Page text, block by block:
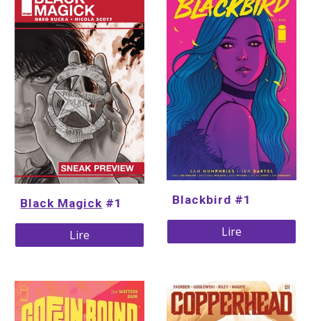
Black Magick #1
Lire
Blackbird #1
Lire